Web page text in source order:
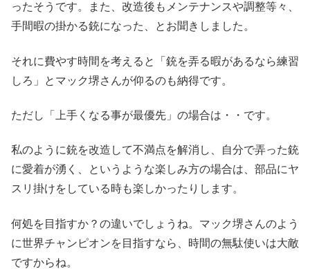
ったそうです。また、改造後もメンテナンスや調整等々、
手間暇の掛かる銃になった、とお聞きしました。
それに費やす時間を考えると「銃を弄る暇があるなら練習
しろ」とマック堺さんが仰るのも納得です。
ただし「上手くなる事が最優先」の場合は・・です。
私のように銃を改造して不満点を解消し、自分で弄った銃
に愛着が湧く、というような楽しみ方の場合は、部品にヤ
スリ掛けをしている時も楽しかったりします。
何処を目指すか？の違いでしょうね。マック堺さんのよう
に世界チャンピオンを目指すなら、時間の無駄使いは大敵
ですからね。